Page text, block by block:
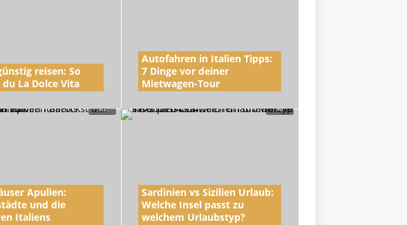
reisen: So
La Dolce Vita
Autofahren in Italien Tipps:
7 Dinge vor deiner
Mietwagen-Tour
Apulien:
und die
Italiens
Sardinien vs Sizilien Urlaub:
Welche Insel passt zu
welchem Urlaubstyp?